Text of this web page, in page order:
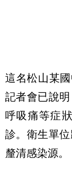
這名松山某
記者會已說
呼吸痛等症
診。衛生單
釐清感染源。